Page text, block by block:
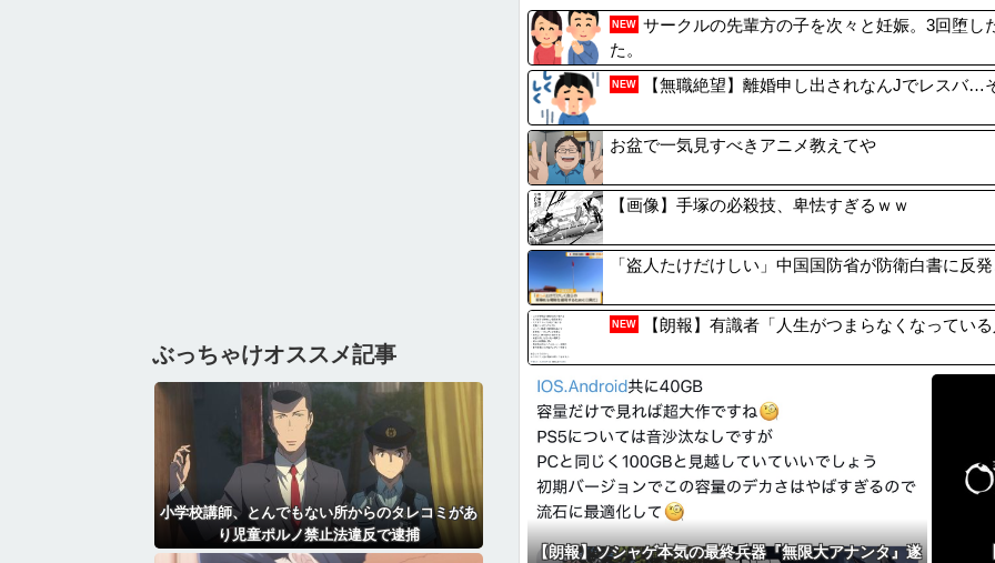
『ゼノブレイド ディフィニティブエディション N...
旅行ってただの消費型娯楽なのに、なんで有意義なイ...
【動画】逃げる判断はやっ！埼玉でスマホ運転のプリ...
片頭痛持ちの会社員だけど質問ある？【市販薬・予兆...
高校３
【悲報
【芸能
【結果
NEW サークルの先輩方の子を次々と妊娠。3回堕し
た。
NEW 【無職絶望】離婚申し出されなんJでレスバ…
お盆で一気見すべきアニメ教えてや
【画像】手塚の必殺技、卑怯すぎるｗｗ
「盗人たけだけしい」中国国防省が防衛白書に反
NEW 【朗報】有識者「人生がつまらなくなってい
【朗報】ソシャゲ本気の最終兵器『無限大アナンタ』遂
ぶっちゃけオススメ記事
小学校講師、とんでもない所からのタレコミがあ
り児童ポルノ禁止法違反で逮捕